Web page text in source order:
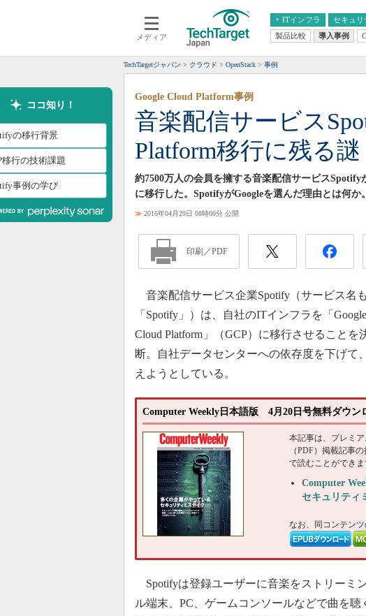
メディア
ITインフラ
クラウド
スマートモバイル
ネットワーク
システム運用管理
セキュリ
エンタープライズAI
ERP
情報系システム
製品比較 導入事例
TechTargetジャパン クラウド OpenStack 事例
ココ知り！
の移行背景
移行の技術課題
事例の学び
音楽配信サービス
Platform移行に残る謎
Google Cloud Platform事例
約7500万人の会員を擁する音楽配信サービス
に移行した。SpotifyがGoogleを選んだ理由とは何
≫ 2016年04月29日 08時00分 公開
印刷／PDF
音楽配信サービス企業Spotify（サービス名も
「Spotify」）は、自社のITインフラを「Google
Cloud Platform」（GCP）に移行させることを
断。自社データセンターへの依存度を下げ
えようとしている。
Computer Weekly日本語版 4月20日号無料ダウン
本記事は、プレミア
（PDF）掲載記事
で読むことができま
Computer
セキュリティ
なお、同コンテン
Spotifyは登録ユーザーに音楽をストリーミ
ル端末、PC、ゲームコンソールなどで曲を